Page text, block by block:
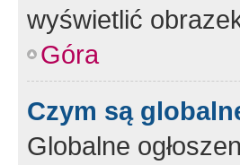
wyświetlić
Góra
Czym są
Globalne